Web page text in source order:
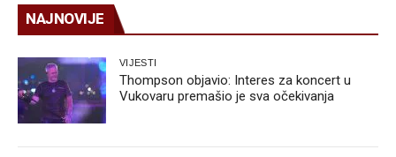
NAJNOVIJE
VIJESTI
Thompson objavio: Interes za koncert u
Vukovaru premašio je sva očekivanja